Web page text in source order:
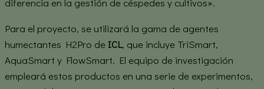
Para el proyecto, se utilizará la gama de agentes
humectantes H2Pro de ICL, que incluye TriSmart,
AquaSmart y FlowSmart. El equipo de investigación
empleará estos productos en una serie de experimentos,